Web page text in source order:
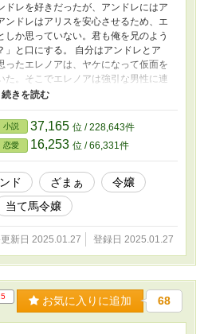
ドレを好きだったが、アンドレにはア
ンドレはアリスを安心させるため、エ
しか思っていない。君も俺を兄のよう
」と口にする。 自分はアンドレとア
ったエレノアは、ヤケになって仮面を
た。そこでエレノアは強引な男性に連
黒髪の仮面の男性に助けられて……。
当て馬同士恋心を抱く。
小説 37,165 位 / 228,643件
恋愛 16,253 位 / 66,331件
ド ざまぁ
令嬢
当て馬令嬢
新日 2025.01.27 登録日 2025.01.27
お気に入りに追加 68